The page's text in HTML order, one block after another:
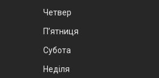
Четвер
Пʼятниця
Субота
Неділя